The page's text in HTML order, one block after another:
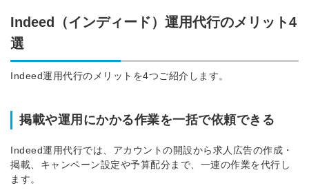
Indeed（インディード）運用代行のメリット4
選
Indeed運用代行のメリットを4つご紹介します。
掲載や運用にかかる作業を一括で依頼できる
Indeed運用代行では、アカウントの開設から求人広告の作成・
掲載、キャンペーン設定や予算配分まで、一連の作業を代行し
ます。